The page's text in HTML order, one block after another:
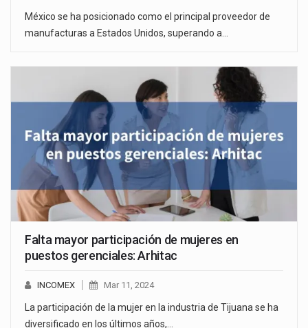
México se ha posicionado como el principal proveedor de
manufacturas a Estados Unidos, superando a…
Falta mayor participación de mujeres en
puestos gerenciales: Arhitac
INCOMEX Mar 11, 2024
La participación de la mujer en la industria de Tijuana se ha
diversificado en los últimos años,…